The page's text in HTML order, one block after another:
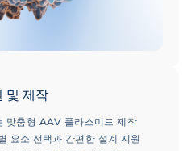
및 제작
맞춤형 AAV 플라스미드 제작
요소 선택과 간편한 설계 지원